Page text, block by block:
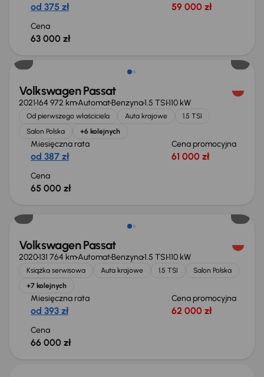
od 375 zł 59 000 zł
Cena
63 000 zł
Możliwość odliczenia VAT
Volkswagen Passat
2021164 972 kmAutomatBenzyna1.5 TSI110 kW
Od pierwszego właściciela Auta krajowe
1.5 TSI
Salon Polska
+6 kolejnych
Miesięczna rata
od 387 zł
Cena promocyjna
61 000 zł
Cena
65 000 zł
Volkswagen Passat
2020131 764 kmAutomatBenzyna1.5 TSI110 kW
Książka serwisowa Auta krajowe 1.5 TSI
Salon Polska
+7 kolejnych
Miesięczna rata
od 393 zł
Cena promocyjna
62 000 zł
Cena
66 000 zł
Świeżo skupione